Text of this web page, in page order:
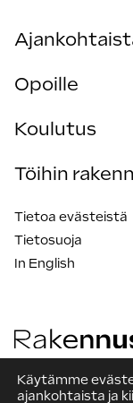
Opoille
Koulutus
Töihin
Tietoa evästeistä
Tietosuoja
In English
Sivuston
Käytämme
ajankohtaista ja